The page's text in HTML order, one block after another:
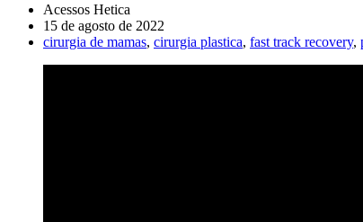
Acessos Hetica
15 de agosto de 2022
cirurgia de mamas, cirurgia plastica, fast track recovery,